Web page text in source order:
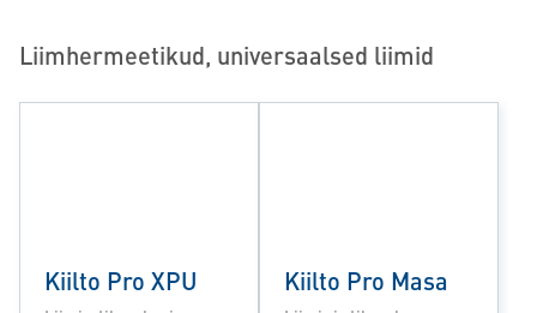
Liimhermeetikud, universaalsed liimid
Kiilto Pro XPU Kiilto Pro Masa